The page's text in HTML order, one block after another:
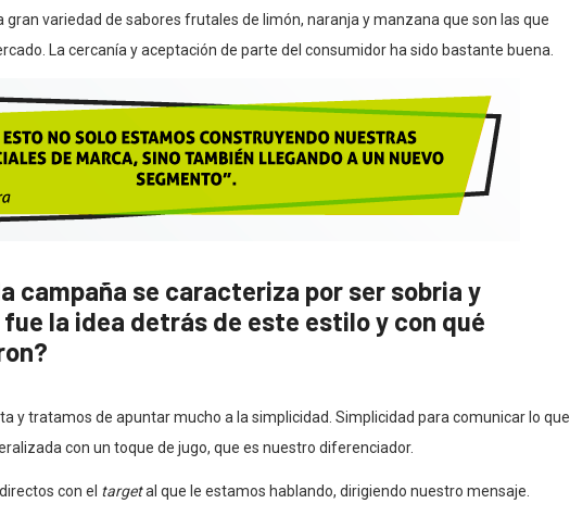
variedad de sabores frutales de limón, naranja y manzana que son las que
La cercanía y aceptación de parte del consumidor ha sido bastante buena.
campaña se caracteriza por ser sobria y
la idea detrás de este estilo y con qué
y tratamos de apuntar mucho a la simplicidad. Simplicidad para comunicar lo que
con un toque de jugo, que es nuestro diferenciador.
con el targetal que le estamos hablando, dirigiendo nuestro mensaje.